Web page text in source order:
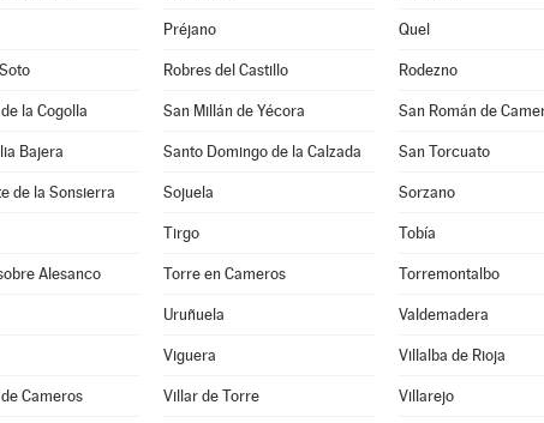
Préjano Quel
Robres del Castillo Rodezno
la Cogolla San Millán de Yécora San Román de
Bajera Santo Domingo de la Calzada San Torcuato
de la Sonsierra Sojuela Sorzano
Tirgo Tobía
Alesanco Torre en Cameros Torremontalbo
Uruñuela Valdemadera
Viguera Villalba de Rioja
Cameros Villar de Torre Villarejo